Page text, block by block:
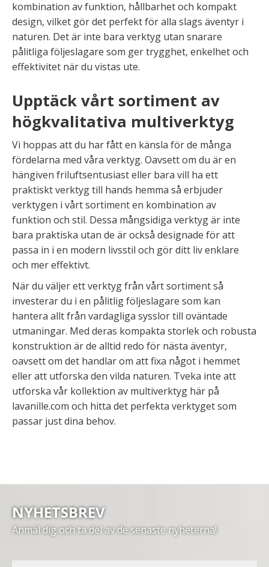
kombination av funktion, hållbarhet och kompakt
design, vilket gör det perfekt för alla slags äventyr i
naturen. Det är inte bara verktyg utan snarare
pålitliga följeslagare som ger trygghet, enkelhet och
effektivitet när du vistas ute.
Upptäck vårt sortiment av
högkvalitativa multiverktyg
Vi hoppas att du har fått en känsla för de många
fördelarna med våra verktyg. Oavsett om du är en
hängiven friluftsentusiast eller bara vill ha ett
praktiskt verktyg till hands hemma så erbjuder
verktygen i vårt sortiment en kombination av
funktion och stil. Dessa mångsidiga verktyg är inte
bara praktiska utan de är också designade för att
passa in i en modern livsstil och gör ditt liv enklare
och mer effektivt.
När du väljer ett verktyg från vårt sortiment så
investerar du i en pålitlig följeslagare som kan
hantera allt från vardagliga sysslor till oväntade
utmaningar. Med deras kompakta storlek och robusta
konstruktion är de alltid redo för nästa äventyr,
oavsett om det handlar om att fixa något i hemmet
eller att utforska den vilda naturen. Tveka inte att
utforska vår kollektion av multiverktyg här på
lavanille.com och hitta det perfekta verktyget som
passar just dina behov.
NYHETSBREV
Anmäl dig och ta del av de senaste nyheterna!